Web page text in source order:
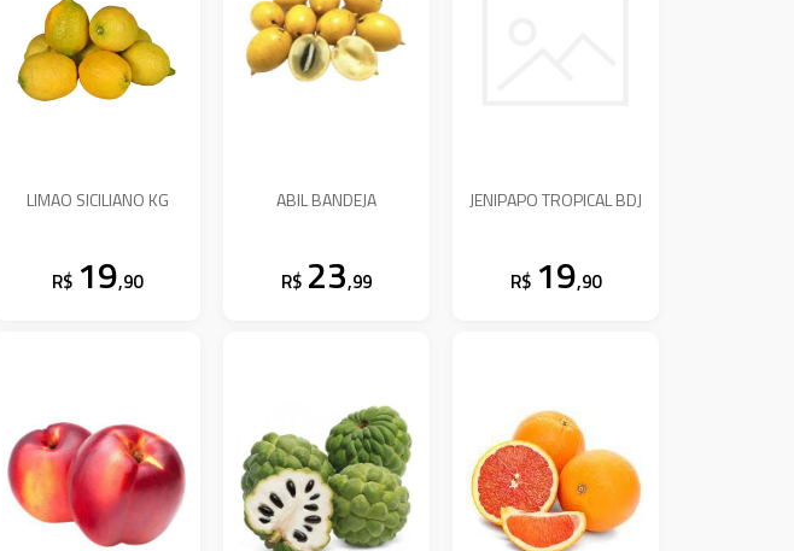
LIMAO SICILIANO KG
R$ 19,90
ABIL BANDEJA
R$ 23,99
JENIPAPO TROPICAL BDJ
R$ 19,90